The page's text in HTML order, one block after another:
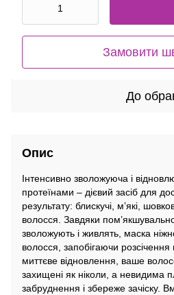
Замовити
До
Опис
Інтенсивно зволожуюча і
протеїнами – дієвий засіб для
результату: блискучі, м’які,
волосся. Завдяки
зволожують і живлять, маска
волосся, запобігаючи
миттєве відновлення, ваше
захищені як ніколи, а невидима
забруднення і збереже зачіску.